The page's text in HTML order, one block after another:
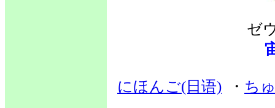
ゼ
にほんご(日语) ・ ち